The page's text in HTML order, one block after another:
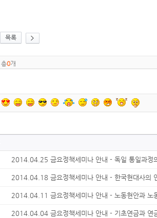
목록
총0개
2014.04.25 금요정책세미나 안내 - 독일 통일과정
2014.04.18 금요정책세미나 안내 - 한국현대사의
2014.04.11 금요정책세미나 안내 - 노동현안과 노
2014.04.04 금요정책세미나 안내 - 기초연금과 연